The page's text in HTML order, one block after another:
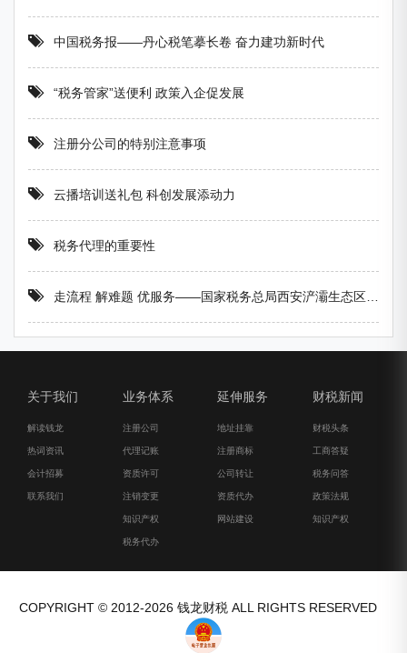
中国税务报——丹心税笔摹长卷 奋力建功新时代
“税务管家”送便利 政策入企促发展
注册分公司的特别注意事项
云播培训送礼包 科创发展添动力
税务代理的重要性
走流程 解难题 优服务——国家税务总局西安浐灞生态区税务局积极开展一把手“走流程 坐窗口 跟执法 处投诉”活动
关于我们
解读钱龙
热词资讯
会计招募
联系我们
业务体系
注册公司
代理记账
资质许可
注销变更
知识产权
税务代办
延伸服务
地址挂靠
注册商标
公司转让
资质代办
网站建设
财税新闻
财税头条
工商答疑
税务问答
政策法规
知识产权
COPYRIGHT © 2012-2026 钱龙财税 ALL RIGHTS RESERVED